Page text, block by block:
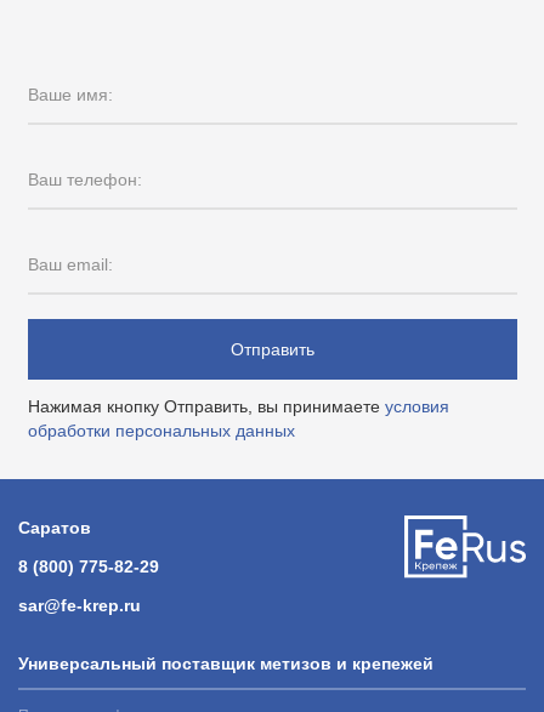
Ваше имя:
Ваш телефон:
Ваш email:
Отправить
Нажимая кнопку Отправить, вы принимаете условия
обработки персональных данных
Саратов
8 (800) 775-82-29
sar@fe-krep.ru
Универсальный поставщик метизов и крепежей